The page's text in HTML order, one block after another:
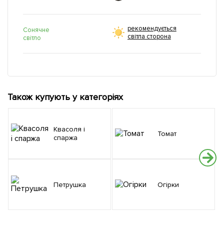
Сонячне
світло
рекомендується
світла сторона
Також купують у категоріях
Квасоля і
спаржа
Петрушка
Томат
Огірки